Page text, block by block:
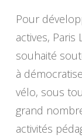
Pour
actives,
souhaité
à
vélo, sous
grand
activités